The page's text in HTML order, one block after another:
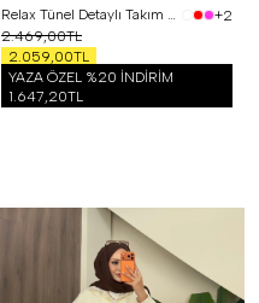
Relax Tünel Detaylı Takım Siyah
+2
2.469,00TL
2.059,00TL
YAZA ÖZEL %20 İNDİRİM
1.647,20TL